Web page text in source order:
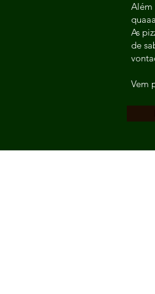
Além
As
de
Vem